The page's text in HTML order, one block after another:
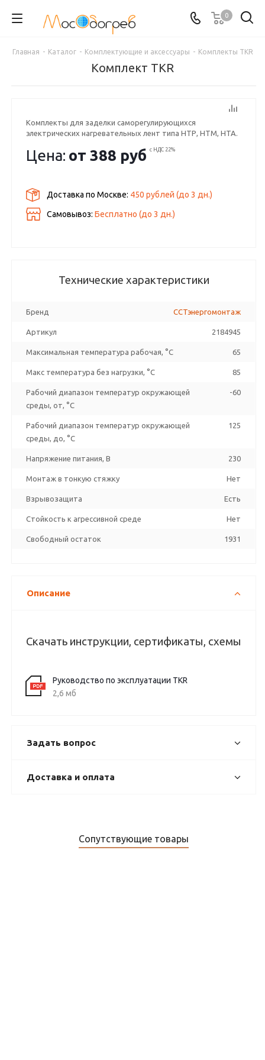
0
Главная - Каталог - Комплектующие и аксессуары - Комплекты TKR
Комплект TKR
Комплекты для заделки саморегулирующихся
электрических нагревательных лент типа HTР, HTM, HTA.
Цена: от388 руб с НДС 22%
Доставка по Москве: 450 рублей (до3 дн.)
Самовывоз:Бесплатно (до3 дн.)
Технические характеристики
Бренд ССТэнергомонтаж
Артикул 2184945
Максимальная температура рабочая, °C 65
Макс температура без нагрузки, °C 85
Рабочий диапазон температур окружающей
среды, от, °C
-60
Рабочий диапазон температур окружающей
среды, до, °C
125
Напряжение питания, В 230
Монтаж в тонкую стяжку Нет
Взрывозащита Есть
Стойкость к агрессивной среде Нет
Свободный остаток 1931
Описание
Скачать инструкции, сертификаты, схемы
Руководство по эксплуатации TKR
2,6 мб
Задать вопрос
Доставка и оплата
Сопутствующие товары